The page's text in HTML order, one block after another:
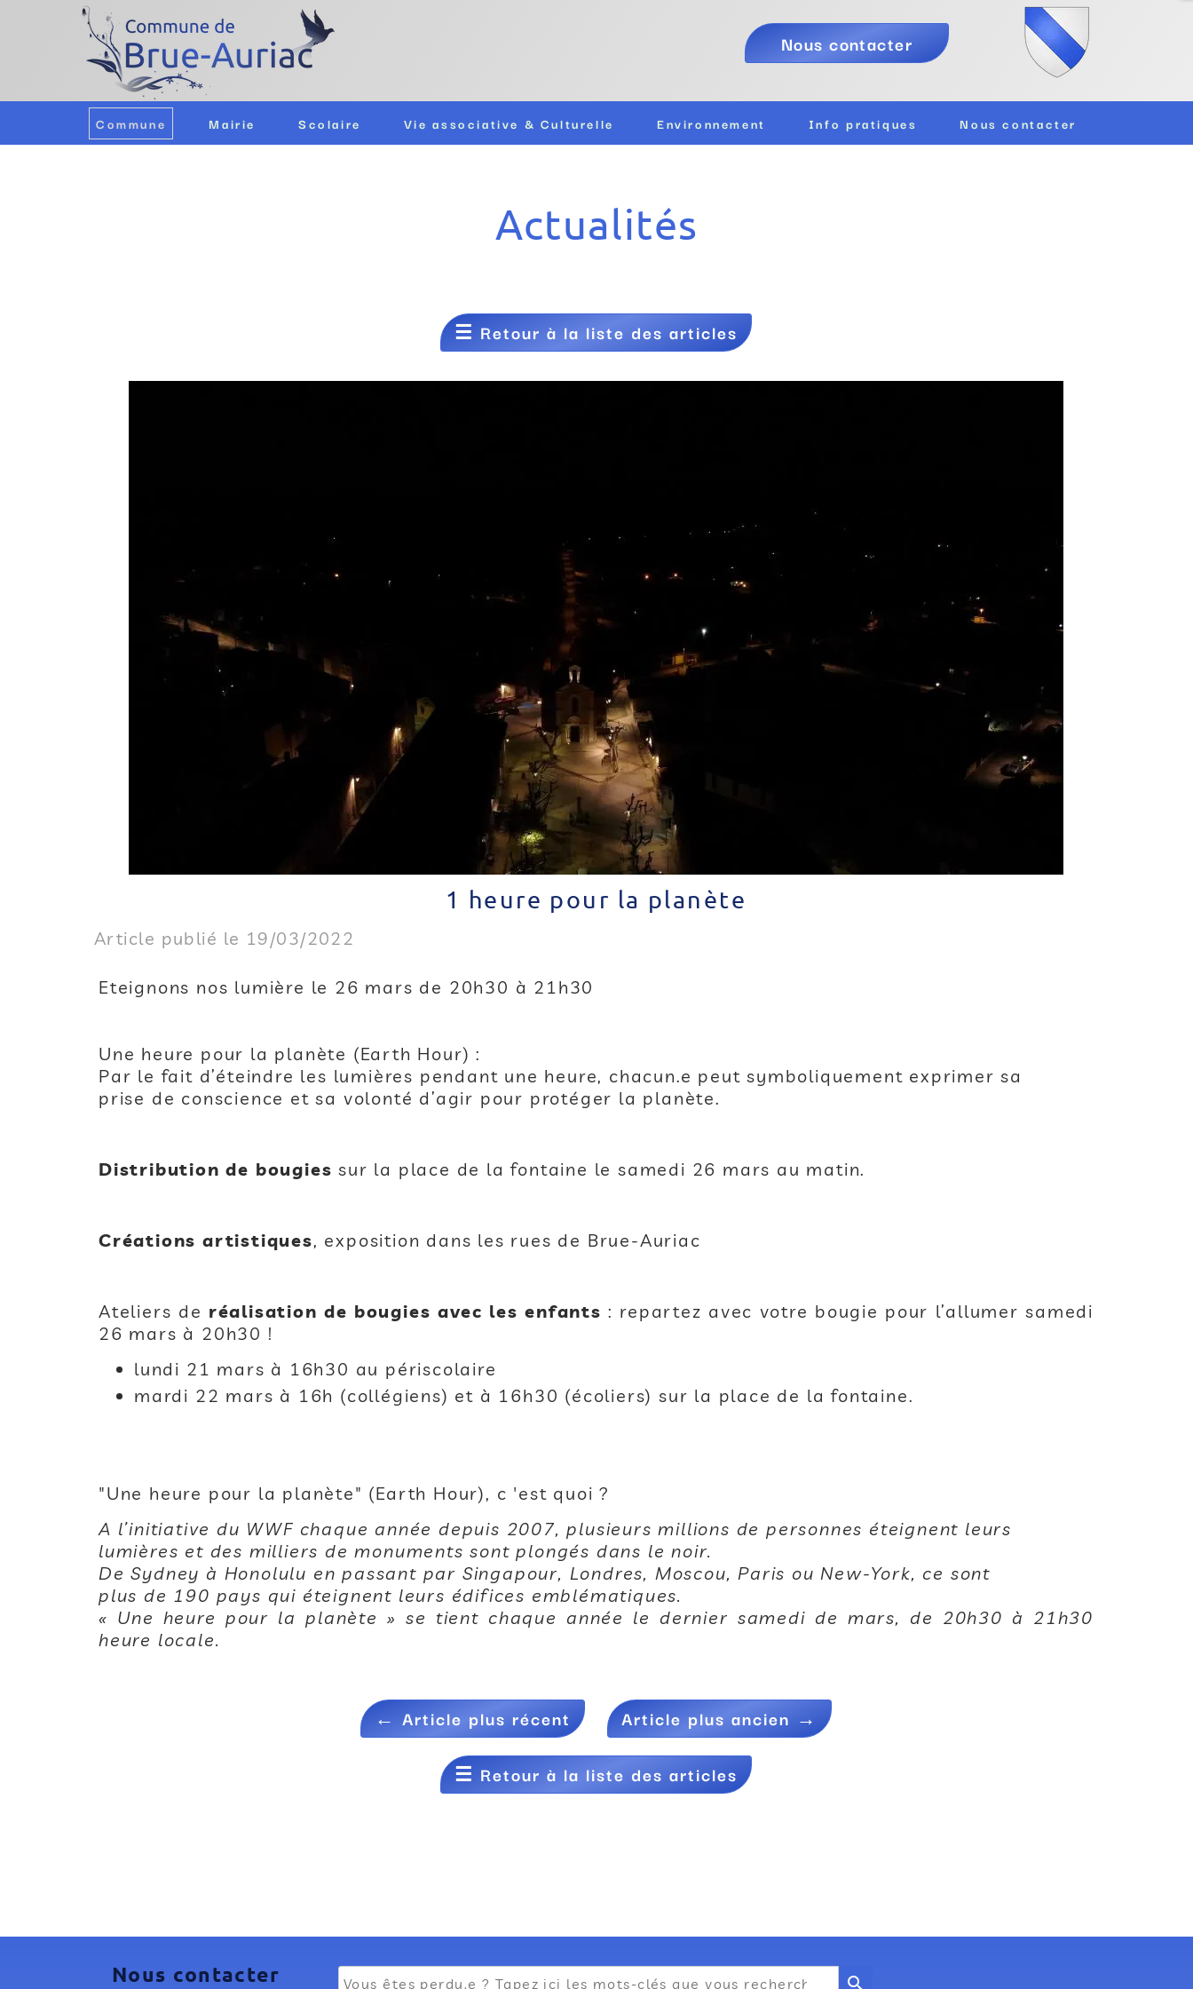
Nous contacter
Commune Mairie Scolaire Vie associative & Culturelle Environnement Info pratiques Nous contacter
search
Nous contacter
Actualités
☰ Retour à la liste des articles
1 heure pour la planète
Article publié le 19/03/2022
Eteignons nos lumière le 26 mars de 20h30 à 21h30
Une heure pour la planète (Earth Hour) :
Par le fait d’éteindre les lumières pendant une heure, chacun.e peut symboliquement exprimer sa
prise de conscience et sa volonté d’agir pour protéger la planète.
Distribution de bougies sur la place de la fontaine le samedi 26 mars au matin.
Créations artistiques, exposition dans les rues de Brue-Auriac
Ateliers de réalisation de bougies avec les enfants : repartez avec votre bougie pour l’allumer samedi
26 mars à 20h30 !
lundi 21 mars à 16h30 au périscolaire
mardi 22 mars à 16h (collégiens) et à 16h30 (écoliers) sur la place de la fontaine.
"Une heure pour la planète" (Earth Hour), c 'est quoi ?
A l’initiative du WWF chaque année depuis 2007, plusieurs millions de personnes éteignent leurs
lumières et des milliers de monuments sont plongés dans le noir.
De Sydney à Honolulu en passant par Singapour, Londres, Moscou, Paris ou New-York, ce sont
plus de 190 pays qui éteignent leurs édifices emblématiques.
« Une heure pour la planète » se tient chaque année le dernier samedi de mars, de 20h30 à 21h30
heure locale.
←Article plus récent Article plus ancien →
☰ Retour à la liste des articles